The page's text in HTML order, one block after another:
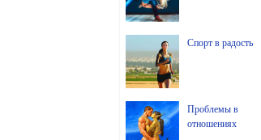
Спорт в радость
Проблемы в
отношениях